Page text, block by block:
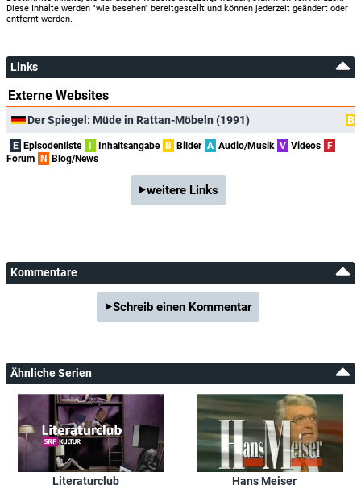
Diese Inhalte werden "wie besehen" bereitgestellt und können jederzeit geändert oder
entfernt werden.
Links
Externe Websites
Der Spiegel: Müde in Rattan-Möbeln (1991) B
E Episodenliste Inhaltsangabe B Bilder A Audio/Musik V Videos
F
Forum
N Blog/News
weitere Links
Kommentare
Schreib einen Kommentar
Ähnliche Serien
Literaturclub Hans Meiser